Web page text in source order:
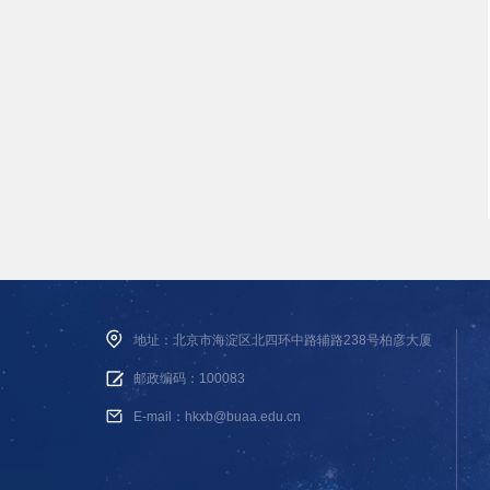
地址：北京市海淀区北四环中路辅路238号柏彦大厦
邮政编码：100083
E-mail：hkxb@buaa.edu.cn